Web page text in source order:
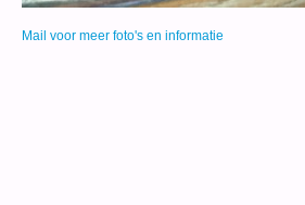
Mail voor meer foto's en informatie